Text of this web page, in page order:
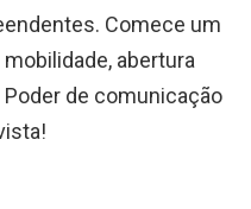
Comece um
abertura
de comunicação